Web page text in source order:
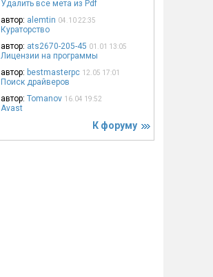
Удалить все мета из Pdf
автор: alemtin 04.10 22:35
Кураторство
автор: ats2670-205-45 01.01 13:05
Лицензии на программы
автор: bestmasterpc 12.05 17:01
Поиск драйверов
автор: Tomanov 16.04 19:52
Avast
К форуму